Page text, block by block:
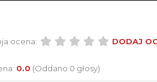
ocena: DODAJ
0.0 (Oddano 0 głosy)